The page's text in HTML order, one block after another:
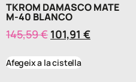
TKROM DAMASCO MATE
M-40 BLANCO
145,59€ 101,91 €
Afegeix a la cistella